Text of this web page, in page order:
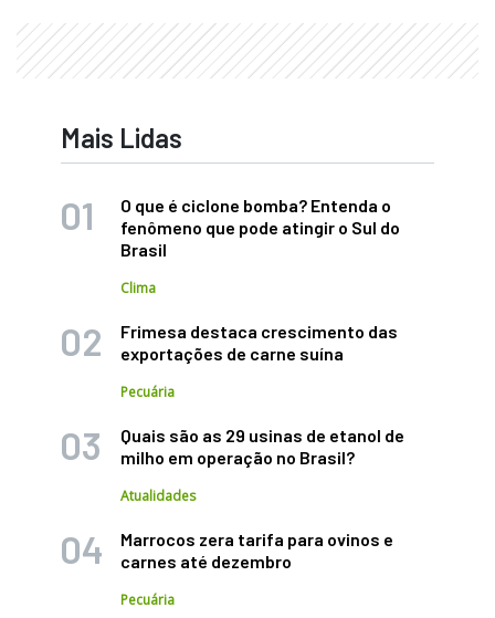
Mais Lidas
O que é ciclone bomba? Entenda o
fenômeno que pode atingir o Sul do
Brasil
Clima
Frimesa destaca crescimento das
exportações de carne suína
Pecuária
Quais são as 29 usinas de etanol de
milho em operação no Brasil?
Atualidades
Marrocos zera tarifa para ovinos e
carnes até dezembro
Pecuária